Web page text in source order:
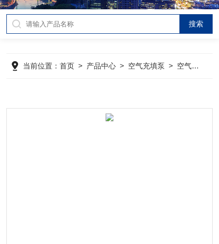
当前位置：首页 > 产品中心 > 空气充填泵 > 空气压缩机